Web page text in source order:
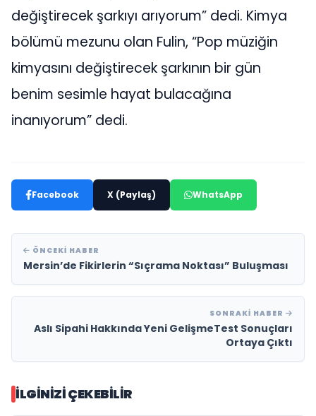
değiştirecek şarkıyı arıyorum” dedi. Kimya
bölümü mezunu olan Fulin, “Pop müziğin
kimyasını değiştirecek şarkının bir gün
benim sesimle hayat bulacağına
inanıyorum” dedi.
Facebook X (Paylaş) WhatsApp
ÖNCEKI HABER
Mersin’de Fikirlerin “Sıçrama Noktası” Buluşması
SONRAKI HABER
Aslı Sipahi Hakkında Yeni GelişmeTest Sonuçları
Ortaya Çıktı
İLGINIZI ÇEKEBILIR